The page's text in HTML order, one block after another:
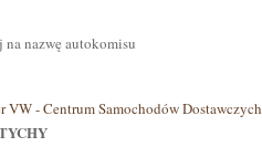
nazwę autokomisu
- Centrum Samochodów Dostawczych